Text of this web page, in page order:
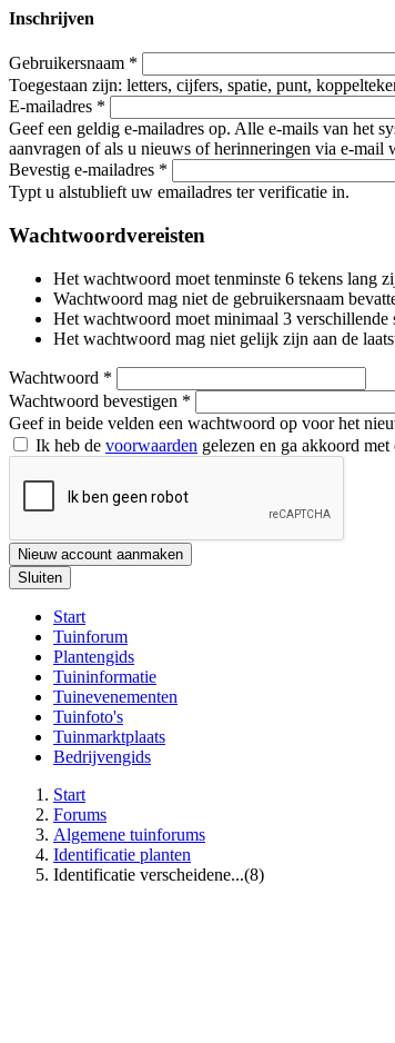
Inschrijven
Gebruikersnaam *
Toegestaan zijn: letters, cijfers, spatie, punt,
E-mailadres *
Geef een geldig e-mailadres op. Alle e-mails van het
aanvragen of als u nieuws of herinneringen via e-mail
Bevestig e-mailadres *
Typt u alstublieft uw emailadres ter verificatie in.
Wachtwoordvereisten
Het wachtwoord moet tenminste 6 tekens lang
Wachtwoord mag niet de gebruikersnaam
Het wachtwoord moet minimaal 3 verschillende
Het wachtwoord mag niet gelijk zijn aan de
Wachtwoord *
Wachtwoord bevestigen *
Geef in beide velden een wachtwoord op voor het
Ik heb de voorwaarden gelezen en ga akkoord
Nieuw account aanmaken
Sluiten
Start
Tuinforum
Plantengids
Tuininformatie
Tuinevenementen
Tuinfoto's
Tuinmarktplaats
Bedrijvengids
Start
Forums
Algemene tuinforums
Identificatie planten
Identificatie verscheidene...(8)